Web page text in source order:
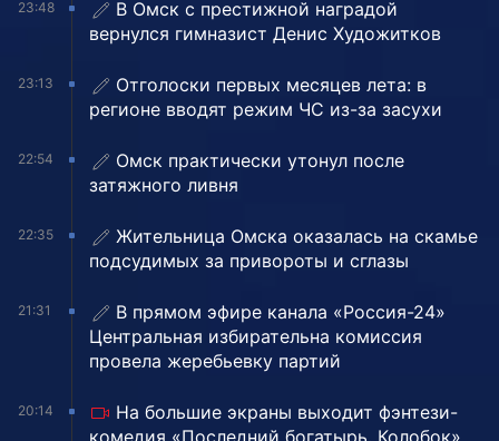
23:48
В Омск с престижной наградой
вернулся гимназист Денис Художитков
23:13
Отголоски первых месяцев лета: в
регионе вводят режим ЧС из-за засухи
22:54
Омск практически утонул после
затяжного ливня
22:35
Жительница Омска оказалась на скамье
подсудимых за привороты и сглазы
21:31
В прямом эфире канала «Россия-24»
Центральная избирательна комиссия
провела жеребьевку партий
20:14
На большие экраны выходит фэнтези-